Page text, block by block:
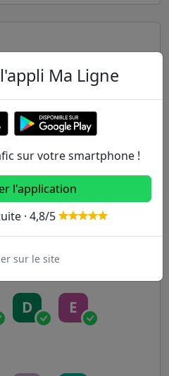
3B 4
12 13
D E
Ma Ligne
sur votre smartphone !
l'application
· 4,8/5
sur le site